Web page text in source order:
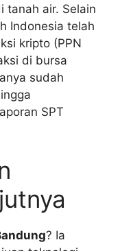
tanah air. Selain
Indonesia telah
kripto (PPN
di bursa
sudah
SPT
? Ia